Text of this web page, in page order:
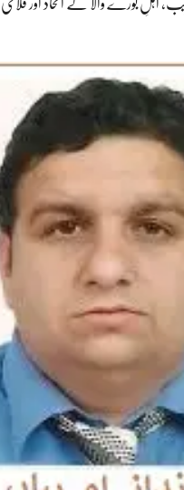
تقریب، اہلِ بورے والا کے اتحاد اور